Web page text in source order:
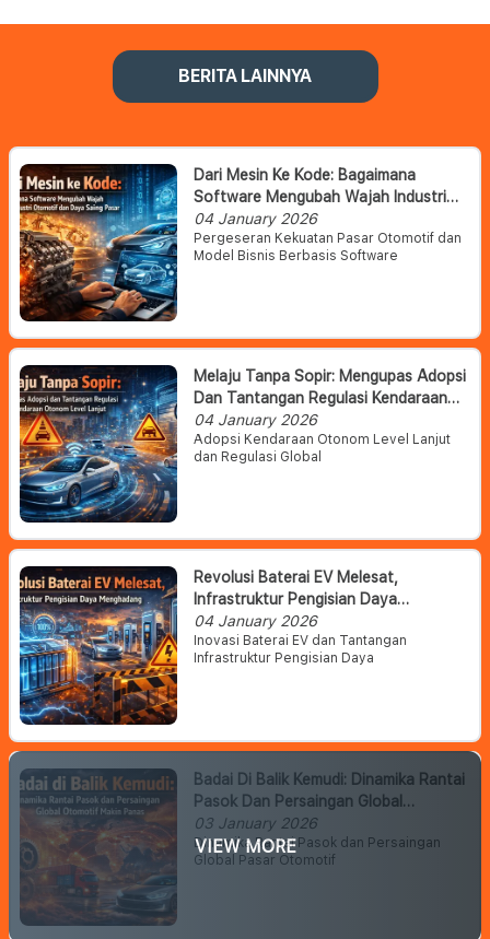
BERITA LAINNYA
Dari Mesin Ke Kode: Bagaimana
Software Mengubah Wajah Industri
Otomotif Dan Daya Saing Pasar
04 January 2026
Pergeseran Kekuatan Pasar Otomotif dan
Model Bisnis Berbasis Software
Melaju Tanpa Sopir: Mengupas Adopsi
Dan Tantangan Regulasi Kendaraan
Otonom Level Lanjut
04 January 2026
Adopsi Kendaraan Otonom Level Lanjut
dan Regulasi Global
Revolusi Baterai EV Melesat,
Infrastruktur Pengisian Daya
Menghadang
04 January 2026
Inovasi Baterai EV dan Tantangan
Infrastruktur Pengisian Daya
Badai Di Balik Kemudi: Dinamika Rantai
Pasok Dan Persaingan Global
Otomotif Makin Panas
03 January 2026
Dinamika Rantai Pasok dan Persaingan
Global Pasar Otomotif
VIEW MORE